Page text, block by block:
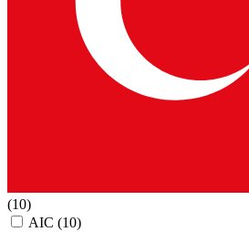
(10)
AIC (10)